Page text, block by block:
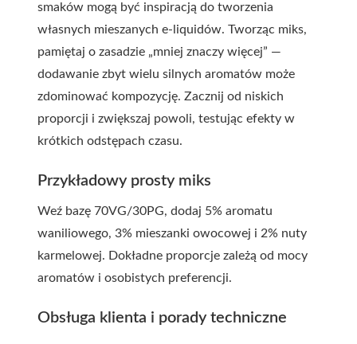
smaków mogą być inspiracją do tworzenia
własnych mieszanych e-liquidów. Tworząc miks,
pamiętaj o zasadzie „mniej znaczy więcej” —
dodawanie zbyt wielu silnych aromatów może
zdominować kompozycję. Zacznij od niskich
proporcji i zwiększaj powoli, testując efekty w
krótkich odstępach czasu.
Przykładowy prosty miks
Weź bazę 70VG/30PG, dodaj 5% aromatu
waniliowego, 3% mieszanki owocowej i 2% nuty
karmelowej. Dokładne proporcje zależą od mocy
aromatów i osobistych preferencji.
Obsługa klienta i porady techniczne